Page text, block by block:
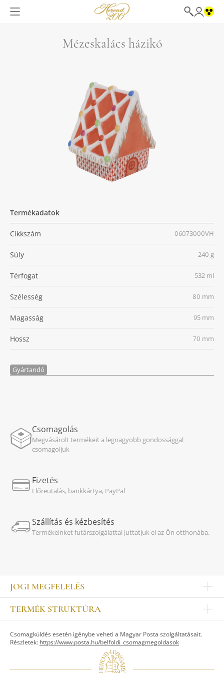
Mézeskalács házikó
Termékadatok
Cikkszám 06073000VH
Súly 240 g
Térfogat 532 ml
Szélesség 80 mm
Magasság 95 mm
Hossz 70 mm
Gyártandó
Csomagolás
Megvásárolt termékeit a legnagyobb gondossággal
csomagoljuk
Fizetés
Előreutalás, bankkártya, PayPal
Szállítás és kézbesítés
Termékeinket futárszolgálattal juttatjuk el az Ön otthonába.
JOGI MEGFELELÉS
Impresszum
Kapcsolat
Jogi nyilatkozat
TERMÉK STRUKTÚRA
ASZTALKULTÚRA
Csomagküldés esetén igénybe veheti a Magyar Posta szolgáltatásait.
Részletek: https://www.posta.hu/belfoldi_csomagmegoldasok